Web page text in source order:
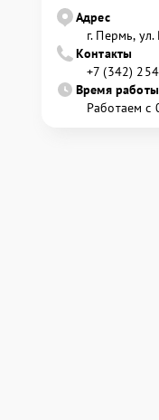
Адрес
г. Пермь,
Контакты
+7 (342)
Время работы
Работаем с